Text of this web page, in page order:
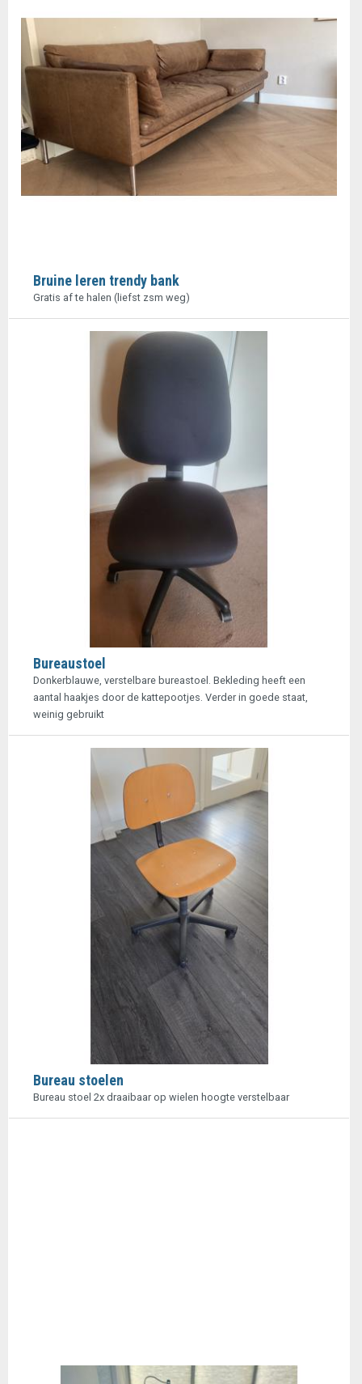
Bruine leren trendy bank
Gratis af te halen (liefst zsm weg)
Bureaustoel
Donkerblauwe, verstelbare bureastoel. Bekleding heeft een
aantal haakjes door de kattepootjes. Verder in goede staat,
weinig gebruikt
Bureau stoelen
Bureau stoel 2x draaibaar op wielen hoogte verstelbaar